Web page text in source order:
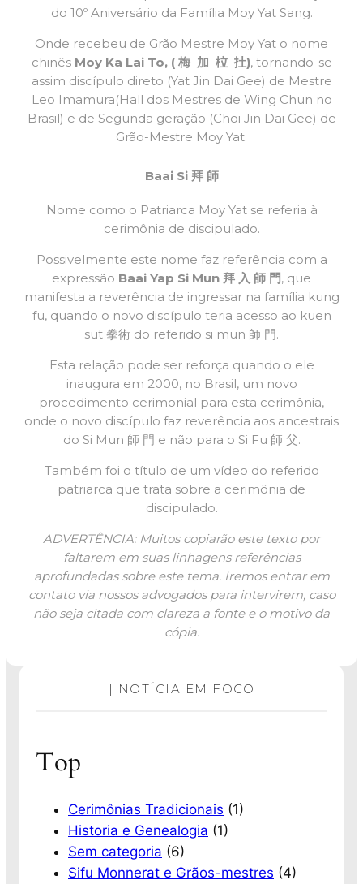
do 10º Aniversário da Família Moy Yat Sang.
Onde recebeu de Grão Mestre Moy Yat o nome
chinês Moy Ka Lai To, ( 梅 加 柆 扗), tornando-se
assim discípulo direto (Yat Jin Dai Gee) de Mestre
Leo Imamura(Hall dos Mestres de Wing Chun no
Brasil) e de Segunda geração (Choi Jin Dai Gee) de
Grão-Mestre Moy Yat.
Baai Si 拜 師
Nome como o Patriarca Moy Yat se referia à
cerimônia de discipulado.
Possivelmente este nome faz referência com a
expressão Baai Yap Si Mun 拜 入 師 門, que
manifesta a reverência de ingressar na família kung
fu, quando o novo discípulo teria acesso ao kuen
sut 拳術 do referido si mun 師 門.
Esta relação pode ser reforça quando o ele
inaugura em 2000, no Brasil, um novo
procedimento cerimonial para esta cerimônia,
onde o novo discípulo faz reverência aos ancestrais
do Si Mun 師 門 e não para o Si Fu 師 父.
Também foi o título de um vídeo do referido
patriarca que trata sobre a cerimônia de
discipulado.
ADVERTÊNCIA: Muitos copiarão este texto por
faltarem em suas linhagens referências
aprofundadas sobre este tema. Iremos entrar em
contato via nossos advogados para intervirem, caso
não seja citada com clareza a fonte e o motivo da
cópia.
| NOTÍCIA EM FOCO
Top
Cerimônias Tradicionais (1)
Historia e Genealogia (1)
Sem categoria (6)
Sifu Monnerat e Grãos-mestres (4)